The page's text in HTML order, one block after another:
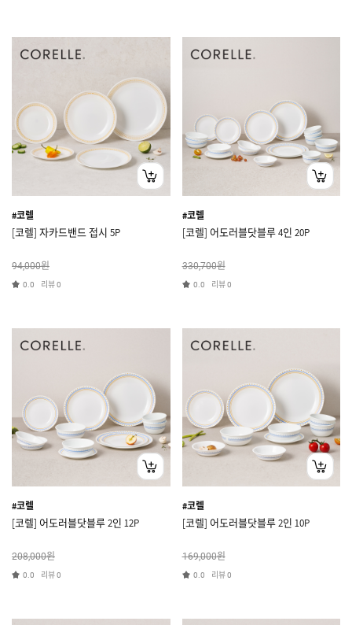
#코렐
[코렐] 자카드밴드 접시 5P
94,000원
0.0 리뷰0
#코렐
[코렐] 어도러블닷블루 4인 20P
330,700원
0.0 리뷰0
#코렐
[코렐] 어도러블닷블루 2인 12P
208,000원
0.0 리뷰0
#코렐
[코렐] 어도러블닷블루 2인 10P
169,000원
0.0 리뷰0